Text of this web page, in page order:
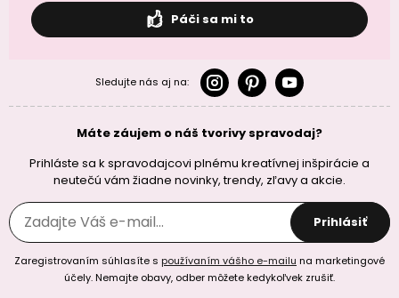
Páči sa mi to
Sledujte nás aj na:
Máte záujem o náš tvorivy spravodaj?
Prihláste sa k spravodajcovi plnému kreatívnej inšpirácie a
neutečú vám žiadne novinky, trendy, zľavy a akcie.
Prihlásiť
Zaregistrovaním súhlasíte s používaním vášho e-mailu na marketingové
účely. Nemajte obavy, odber môžete kedykoľvek zrušiť.